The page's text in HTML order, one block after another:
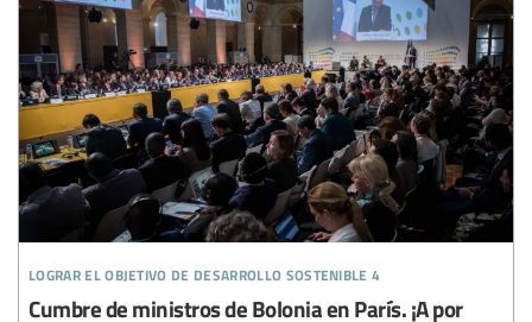
lograr el objetivo de desarrollo sostenible 4
Cumbre de ministros de Bolonia en París. ¡A por